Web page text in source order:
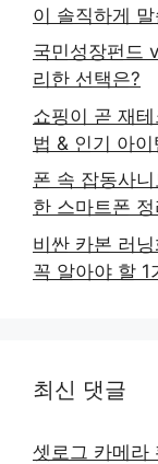
이 솔직하게
국민성장펀드
리한 선택은?
쇼핑이 곧 재
법 & 인기 아이
폰 속 잡동사
한 스마트폰
비싼 카본 러
꼭 알아야 할 1
최신 댓글
셋로그 카메라